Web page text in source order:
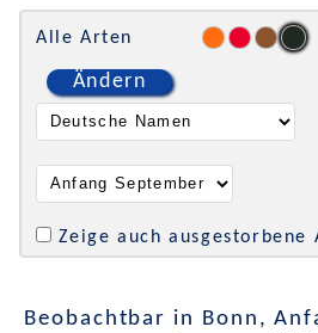
Alle Arten
Ändern
Zeige auch ausgestorbene
Beobachtbar in Bonn,